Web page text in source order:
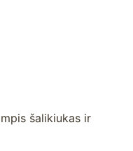
šalikiukas ir